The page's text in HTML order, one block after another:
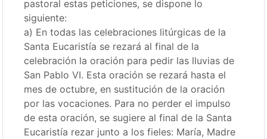
pastoral estas peticiones, se dispone lo
siguiente:
a) En todas las celebraciones litúrgicas de la
Santa Eucaristía se rezará al final de la
celebración la oración para pedir las lluvias de
San Pablo VI. Esta oración se rezará hasta el
mes de octubre, en sustitución de la oración
por las vocaciones. Para no perder el impulso
de esta oración, se sugiere al final de la Santa
Eucaristía rezar junto a los fieles: María, Madre